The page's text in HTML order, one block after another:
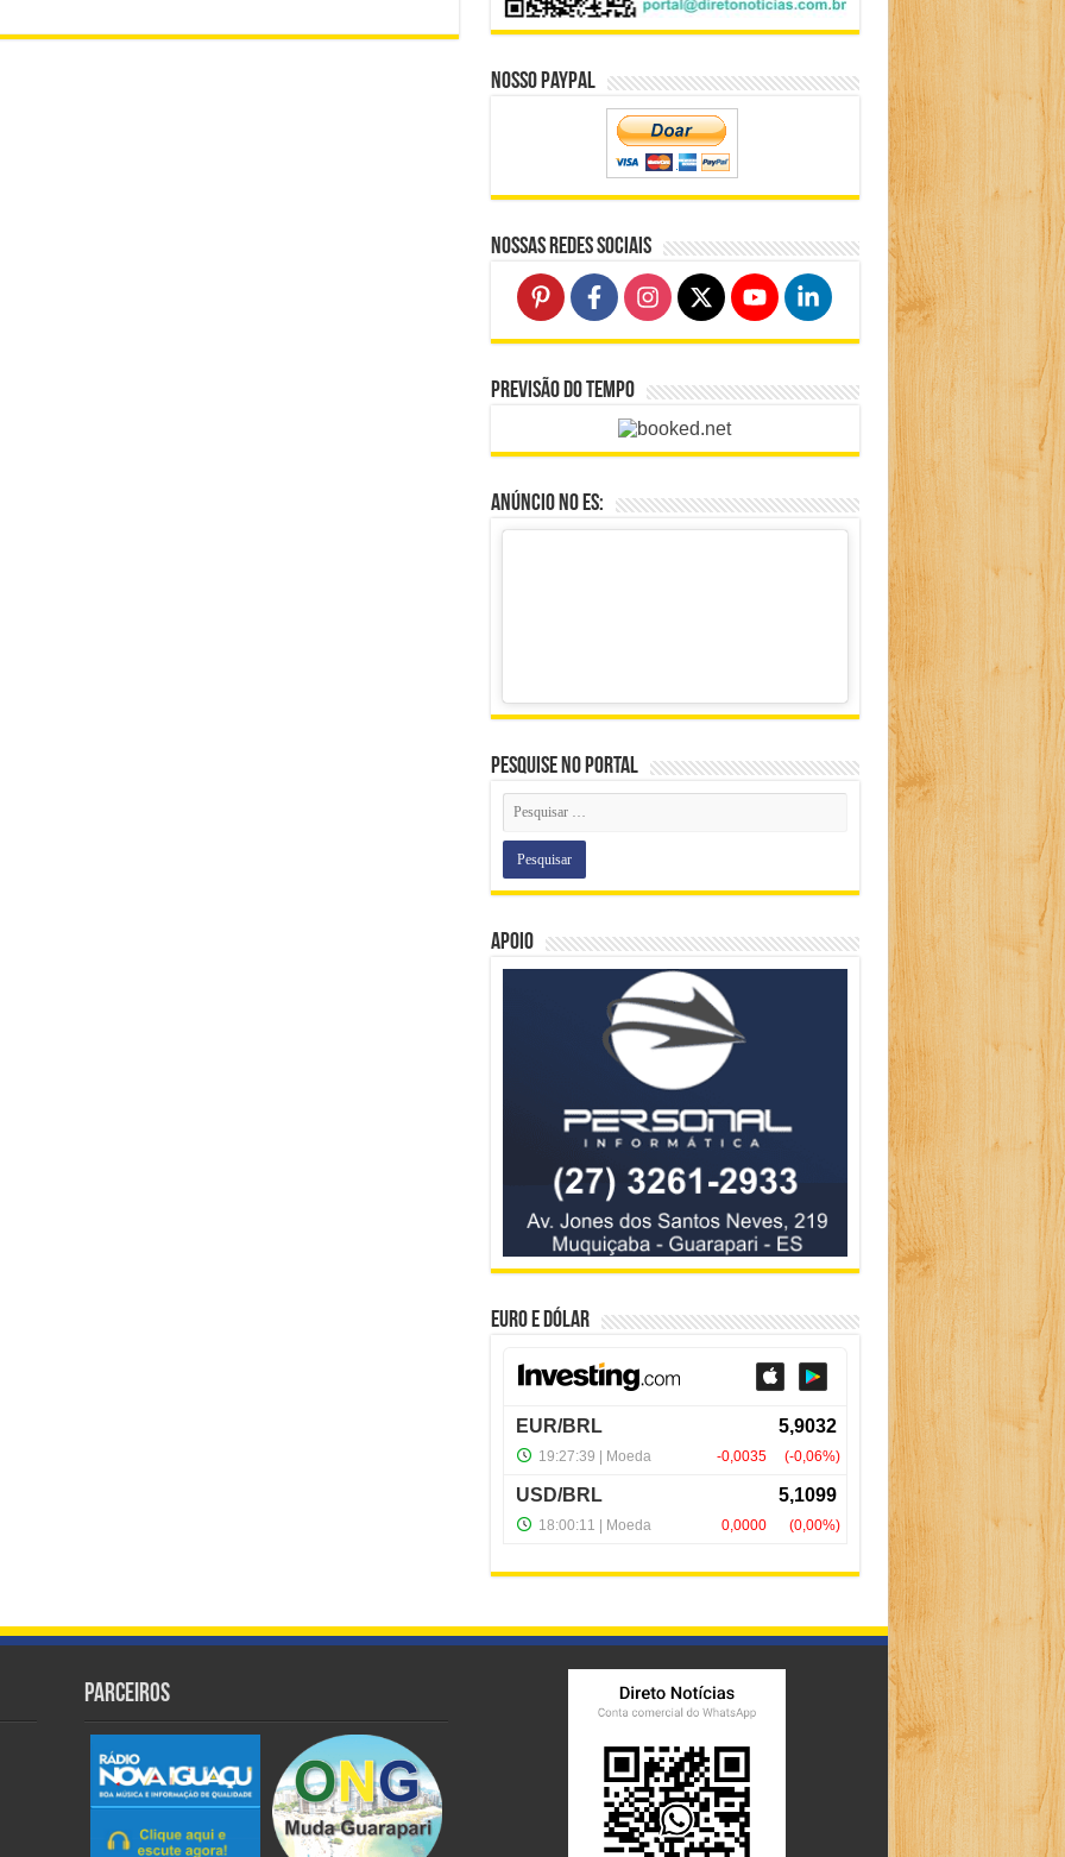
Nosso Paypal
Nossas Redes Sociais
Previsão do Tempo
Anúncio no ES:
Pesquise no portal
Apoio
Euro e Dólar
Parceiros